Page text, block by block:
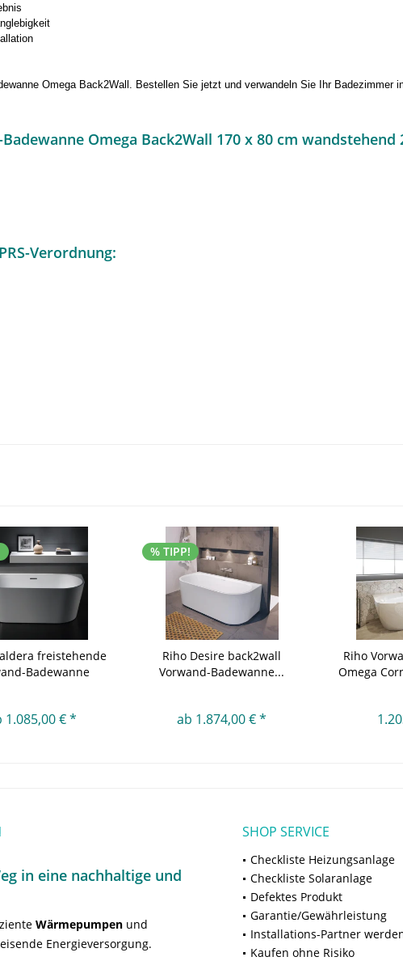
Omega Back2Wall. Bestellen Sie jetzt und verwandeln Sie Ihr Badezimmer
Omega Back2Wall 170 x 80 cm
Verordnung:
freistehende
Badewanne
1.085,00 € *
% TIPP!
Riho Desire back2wall
Vorwand-Badewanne...
ab 1.874,00 € *
Riho
Omega
in eine nachhaltige und
Wärmepumpen und
Energieversorgung.
SHOP SERVICE
Checkliste Heizungsanlage
Checkliste Solaranlage
Defektes Produkt
Garantie/Gewährleistung
Installations-Partner
Kaufen ohne Risiko